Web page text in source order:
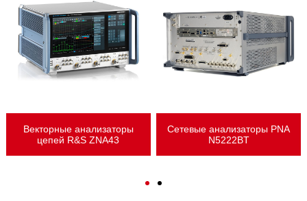
Векторные анализаторы
цепей R&S ZNA43
Сетевые анализаторы PNA
N5222BT